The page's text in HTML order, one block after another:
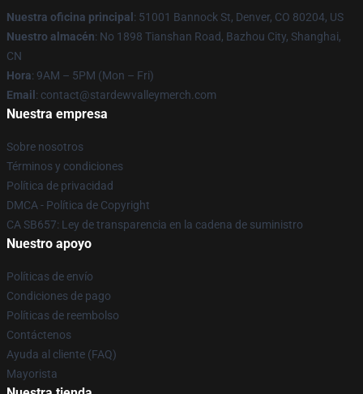
Nuestra oficina principal : 51001 Bannock St, Denver, CO 80204, US
Nuestro almacén: No 1898 Tianshan Road, Bazhou City, Shanghai,
CN
Hora: 9AM – 5PM (Mon – Fri)
Email : contact@stardewvalleymerch.com
Nuestra empresa
Sobre nosotros
Términos y condiciones
Política de privacidad
DMCA - Política de Copyright
CA SB657: Ley de transparencia en la cadena de suministro
Nuestro apoyo
Políticas de envío
Condiciones de pago
Políticas de reembolso
Contáctenos
Ayuda al cliente (FAQ)
Mayorista